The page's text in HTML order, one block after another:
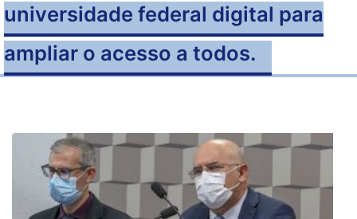
universidade federal digital para
ampliar o acesso a todos.